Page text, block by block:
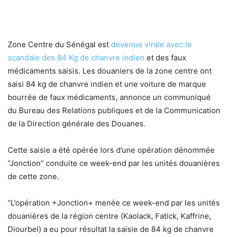
Zone Centre du Sénégal est devenue virale avec le
scandale des 84 Kg de chanvre indien et des faux
médicaments saisis. Les douaniers de la zone centre ont
saisi 84 kg de chanvre indien et une voiture de marque
bourrée de faux médicaments, annonce un communiqué
du Bureau des Relations publiques et de la Communication
de la Direction générale des Douanes.
Cette saisie a été opérée lors d’une opération dénommée
‘’Jonction’’ conduite ce week-end par les unités douanières
de cette zone.
‘’L’opération +Jonction+ menée ce week-end par les unités
douanières de la région centre (Kaolack, Fatick, Kaffrine,
Diourbel) a eu pour résultat la saisie de 84 kg de chanvre